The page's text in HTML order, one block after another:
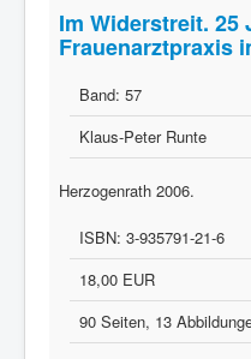
Im Widerstreit. 25
Frauenarztpraxis
Band: 57
Klaus-Peter Runte
Herzogenrath 2006.
ISBN: 3-935791-21-6
18,00 EUR
90 Seiten, 13